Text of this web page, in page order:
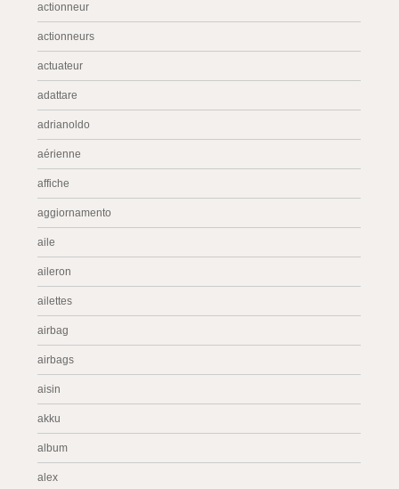
actionneur
actionneurs
actuateur
adattare
adrianoldo
aérienne
affiche
aggiornamento
aile
aileron
ailettes
airbag
airbags
aisin
akku
album
alex